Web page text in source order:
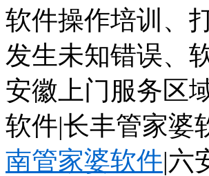
软件操作培训、
发生未知错误、
安徽上门服务区
软件|长丰管家婆
南管家婆软件|六